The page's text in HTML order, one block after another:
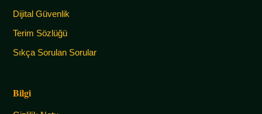
Dijital Güvenlik
Terim Sözlüğü
Sıkça Sorulan Sorular
Bilgi